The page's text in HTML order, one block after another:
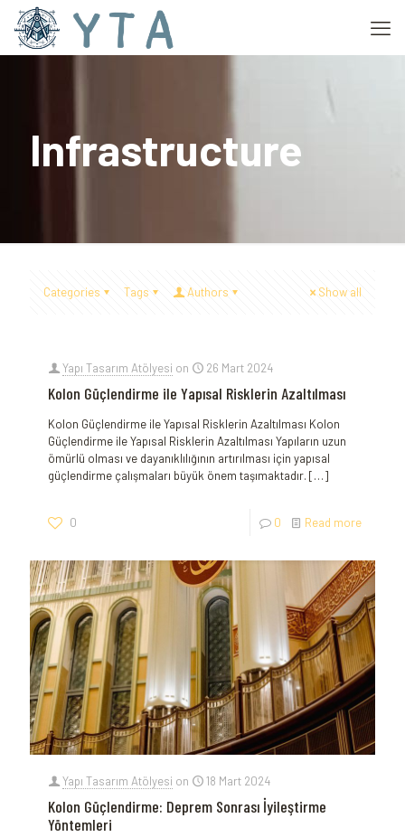
Infrastructure
Categories Tags Authors Show all
Yapı Tasarım Atölyesi on 26 Mart 2024
Kolon Güçlendirme ile Yapısal Risklerin Azaltılması
Kolon Güçlendirme ile Yapısal Risklerin Azaltılması Kolon
Güçlendirme ile Yapısal‍ Risklerin Azaltılması Yapıların‌ uzun
ömürlü olması ve ​dayanıklılığının artırılması için yapısal⁤
güçlendirme çalışmaları büyük önem taşımaktadır. […]
0 0 Read more
Yapı Tasarım Atölyesi on 18 Mart 2024
Kolon Güçlendirme: Deprem Sonrası İyileştirme
Yöntemleri